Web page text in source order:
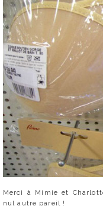
Merci à Mimie et
nul autre pareil !